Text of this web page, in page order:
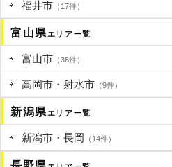
福井市 （17件）
富山県エリア一覧
富山市 （38件）
高岡市・射水市 （9件）
新潟県エリア一覧
新潟市・長岡 （14件）